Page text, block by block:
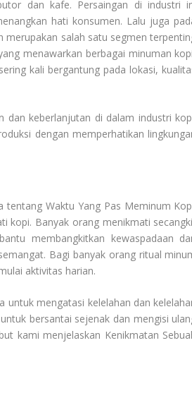
dan kafe. Persaingan di industri
hati konsumen. Lalu juga
salah satu segmen
menawarkan berbagai minuman
kali bergantung pada lokasi,
dan keberlanjutan di dalam industri
dengan memperhatikan
tentang Waktu Yang Pas Meminum
kopi. Banyak orang menikmati
membangkitkan kewaspadaan
Bagi banyak orang ritual
aktivitas harian.
untuk mengatasi kelelahan dan
bersantai sejenak dan mengisi
kami menjelaskan Kenikmatan